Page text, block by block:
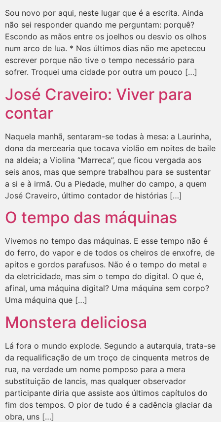
Sou novo por aqui, neste lugar que é a escrita. Ainda
não sei responder quando me perguntam: porquê?
Escondo as mãos entre os joelhos ou desvio os olhos
num arco de lua. * Nos últimos dias não me apeteceu
escrever porque não tive o tempo necessário para
sofrer. Troquei uma cidade por outra um pouco […]
José Craveiro: Viver para
contar
Naquela manhã, sentaram-se todas à mesa: a Laurinha,
dona da mercearia que tocava violão em noites de baile
na aldeia; a Violina “Marreca”, que ficou vergada aos
seis anos, mas que sempre trabalhou para se sustentar
a si e à irmã. Ou a Piedade, mulher do campo, a quem
José Craveiro, último contador de histórias […]
O tempo das máquinas
Vivemos no tempo das máquinas. E esse tempo não é
do ferro, do vapor e de todos os cheiros de enxofre, de
apitos e gordos parafusos. Não é o tempo do metal e
da eletricidade, mas sim o tempo do digital. O que é,
afinal, uma máquina digital? Uma máquina sem corpo?
Uma máquina que […]
Monstera deliciosa
Lá fora o mundo explode. Segundo a autarquia, trata-se
da requalificação de um troço de cinquenta metros de
rua, na verdade um nome pomposo para a mera
substituição de lancis, mas qualquer observador
participante diria que assiste aos últimos capítulos do
fim dos tempos. O pior de tudo é a cadência glaciar da
obra, uns […]